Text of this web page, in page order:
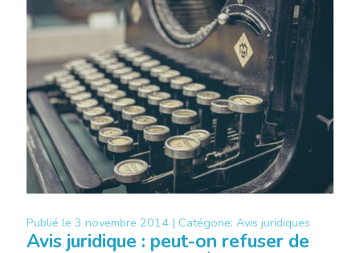
Publié le 3 novembre 2014 | Catégorie: Avis juridiques
Avis juridique : peut-on refuser de